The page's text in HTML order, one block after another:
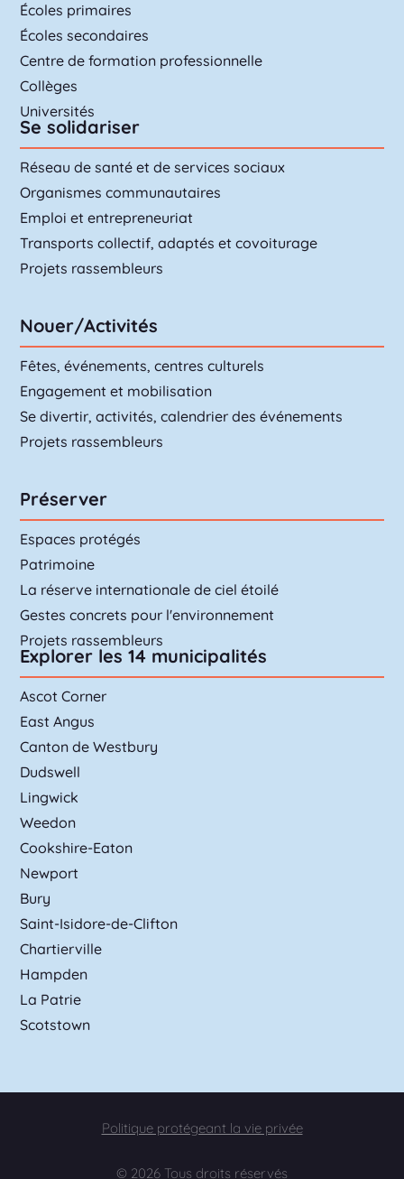
Écoles primaires
Écoles secondaires
Centre de formation professionnelle
Collèges
Universités
Se solidariser
Réseau de santé et de services sociaux
Organismes communautaires
Emploi et entrepreneuriat
Transports collectif, adaptés et covoiturage
Projets rassembleurs
Nouer/Activités
Fêtes, événements, centres culturels
Engagement et mobilisation
Se divertir, activités, calendrier des événements
Projets rassembleurs
Préserver
Espaces protégés
Patrimoine
La réserve internationale de ciel étoilé
Gestes concrets pour l'environnement
Projets rassembleurs
Explorer les 14 municipalités
Ascot Corner
East Angus
Canton de Westbury
Dudswell
Lingwick
Weedon
Cookshire-Eaton
Newport
Bury
Saint-Isidore-de-Clifton
Chartierville
Hampden
La Patrie
Scotstown
Politique protégeant la vie privée
© 2026 Tous droits réservés